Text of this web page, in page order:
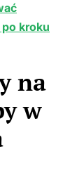
kroku
na
w